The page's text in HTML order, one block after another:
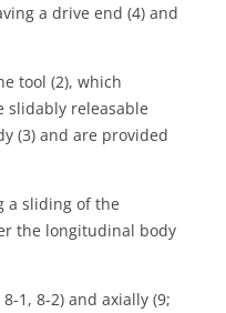
a drive end (4) and
tool (2), which
slidably releasable
(3) and are provided
a sliding of the
the longitudinal body
1, 8-2) and axially (9;